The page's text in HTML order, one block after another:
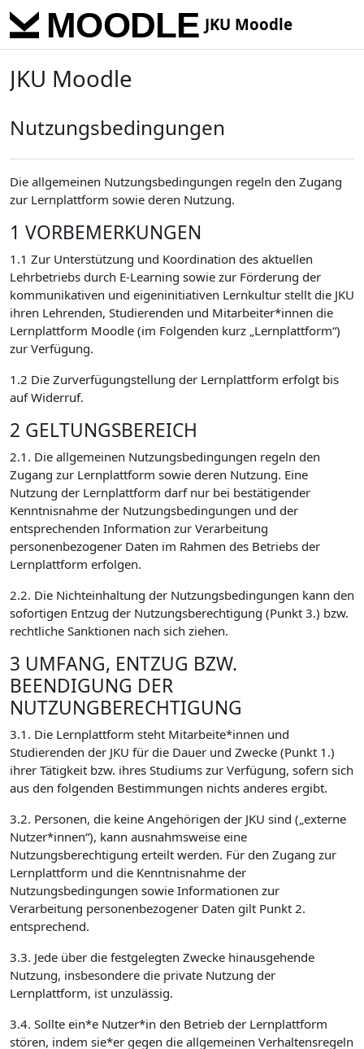
Passer au contenu principal
JKU Moodle
JKU Moodle
Nutzungsbedingungen
Die allgemeinen Nutzungsbedingungen regeln den Zugang
zur Lernplattform sowie deren Nutzung.
1 VORBEMERKUNGEN
1.1 Zur Unterstützung und Koordination des aktuellen
Lehrbetriebs durch E-Learning sowie zur Förderung der
kommunikativen und eigeninitiativen Lernkultur stellt die JKU
ihren Lehrenden, Studierenden und Mitarbeiter*innen die
Lernplattform Moodle (im Folgenden kurz „Lernplattform“)
zur Verfügung.
1.2 Die Zurverfügungstellung der Lernplattform erfolgt bis
auf Widerruf.
2 GELTUNGSBEREICH
2.1. Die allgemeinen Nutzungsbedingungen regeln den
Zugang zur Lernplattform sowie deren Nutzung. Eine
Nutzung der Lernplattform darf nur bei bestätigender
Kenntnisnahme der Nutzungsbedingungen und der
entsprechenden Information zur Verarbeitung
personenbezogener Daten im Rahmen des Betriebs der
Lernplattform erfolgen.
2.2. Die Nichteinhaltung der Nutzungsbedingungen kann den
sofortigen Entzug der Nutzungsberechtigung (Punkt 3.) bzw.
rechtliche Sanktionen nach sich ziehen.
3 UMFANG, ENTZUG BZW.
BEENDIGUNG DER
NUTZUNGBERECHTIGUNG
3.1. Die Lernplattform steht Mitarbeite*innen und
Studierenden der JKU für die Dauer und Zwecke (Punkt 1.)
ihrer Tätigkeit bzw. ihres Studiums zur Verfügung, sofern sich
aus den folgenden Bestimmungen nichts anderes ergibt.
3.2. Personen, die keine Angehörigen der JKU sind („externe
Nutzer*innen“), kann ausnahmsweise eine
Nutzungsberechtigung erteilt werden. Für den Zugang zur
Lernplattform und die Kenntnisnahme der
Nutzungsbedingungen sowie Informationen zur
Verarbeitung personenbezogener Daten gilt Punkt 2.
entsprechend.
3.3. Jede über die festgelegten Zwecke hinausgehende
Nutzung, insbesondere die private Nutzung der
Lernplattform, ist unzulässig.
3.4. Sollte ein*e Nutzer*in den Betrieb der Lernplattform
stören, indem sie*er gegen die allgemeinen Verhaltensregeln